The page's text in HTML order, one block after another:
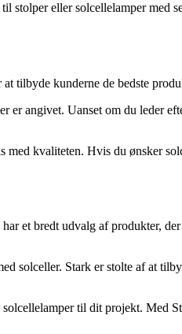
stolper eller solcellelamper med
tilbyde kunderne de bedste
er angivet. Uanset om du leder
kvaliteten. Hvis du ønsker
et bredt udvalg af produkter,
solceller. Stark er stolte af at
til dit projekt. Med